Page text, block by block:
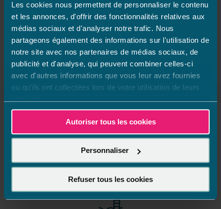
Les cookies nous permettent de personnaliser le contenu
et les annonces, d'offrir des fonctionnalités relatives aux
médias sociaux et d'analyser notre trafic. Nous
partageons également des informations sur l'utilisation de
notre site avec nos partenaires de médias sociaux, de
publicité et d'analyse, qui peuvent combiner celles-ci
avec d'autres informations que vous leur avez fournies
ou qu'ils ont collectées lors de votre utilisation de leurs
Autoriser tous les cookies
Personnaliser
Refuser tous les cookies
DE
VENTE
AQUILUS
PISCINES
ET
SPAS
ARQUES
Les magasins Aquilus proche de
ARQUES
AccueilFrance Hauts-De-France Pas-De-Calais ARQUES
Fabrication française